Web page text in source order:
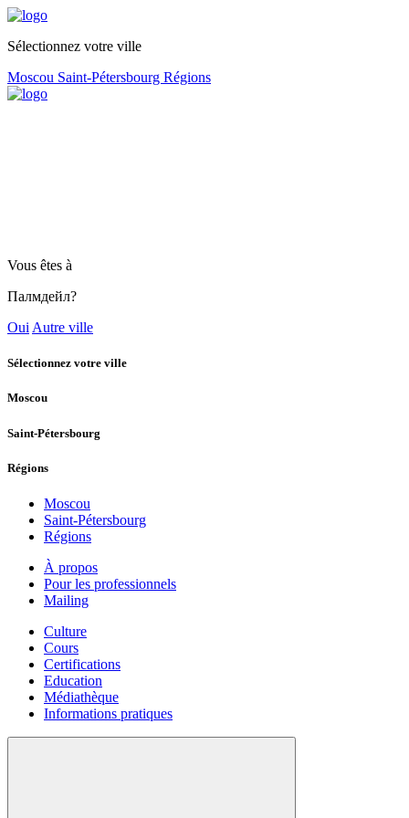
Sélectionnez votre ville
Moscou Saint-Pétersbourg Régions
Vous êtes à
Палмдейл?
Oui Autre ville
Sélectionnez votre ville
Moscou
Saint-Pétersbourg
Régions
Moscou
Saint-Pétersbourg
Régions
À propos
Pour les professionnels
Mailing
Culture
Cours
Certifications
Education
Médiathèque
Informations pratiques